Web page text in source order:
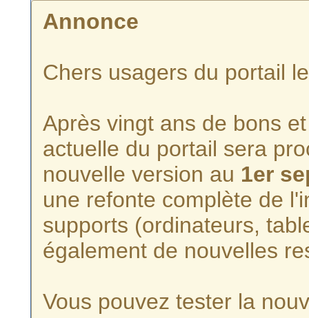
Annonce
Chers usagers du portail
Après vingt ans de bons
actuelle du portail sera
nouvelle version au 1er
une refonte complète de
supports (ordinateurs,
également de nouvelles
Vous pouvez tester la